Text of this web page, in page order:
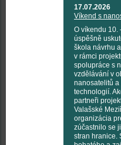
17.07.2026
Víkend s
O víkendu 10.
úspěšně
škola návrhu
v rámci
spolupráce s
vzdělávání v
nanosatelitů a
technologií.
partneři
Valašské
organizácia
zúčastnilo se
stran hranice.